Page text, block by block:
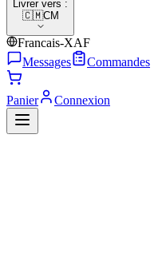
Livrer vers :
🇨🇲CM
Francais-XAF
Messages
Commandes
Panier Connexion